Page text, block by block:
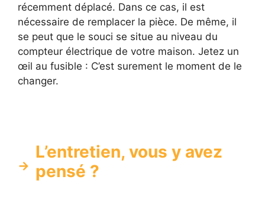
récemment déplacé. Dans ce cas, il est
nécessaire de remplacer la pièce. De même, il
se peut que le souci se situe au niveau du
compteur électrique de votre maison. Jetez un
œil au fusible : C’est surement le moment de le
changer.
L’entretien, vous y avez
pensé ?